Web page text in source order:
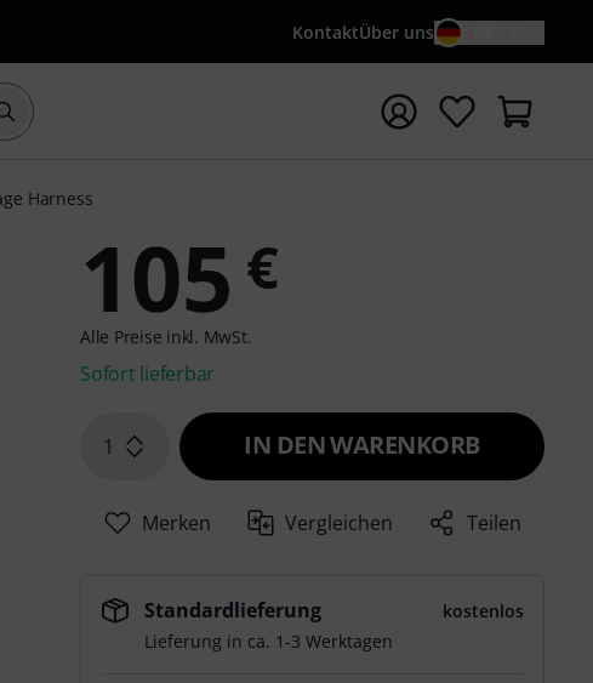
KontaktÜber uns
Suche mit Suchwort {searchTerm} starten
Harness
105 €
Alle Preise inkl. MwSt.
Sofort lieferbar
1 IN DEN WARENKORB
Merken Vergleichen Teilen
Standardlieferung
kostenlos
Lieferung in ca. 1-3 Werktagen